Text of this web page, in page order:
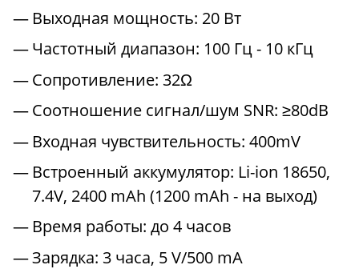
Выходная мощность: 20 Вт
Частотный диапазон: 100 Гц - 10 кГц
Сопротивление: 32Ω
Соотношение сигнал/шум SNR: ≥80dB
Входная чувствительность: 400mV
Встроенный аккумулятор: Li-ion 18650,
7.4V, 2400 mAh (1200 mAh - на выход)
Время работы: до 4 часов
Зарядка: 3 часа, 5 V/500 mA